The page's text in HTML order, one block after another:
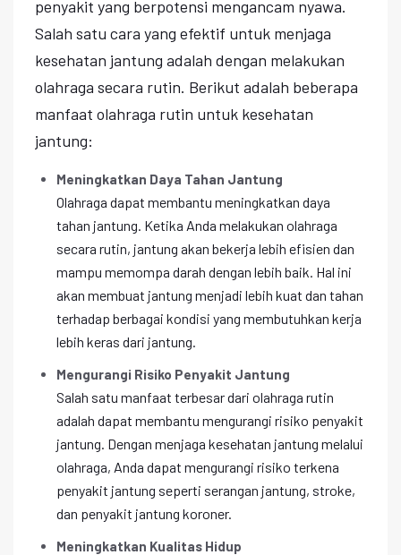
penyakit yang berpotensi mengancam nyawa.
Salah satu cara yang efektif untuk menjaga
kesehatan jantung adalah dengan melakukan
olahraga secara rutin. Berikut adalah beberapa
manfaat olahraga rutin untuk kesehatan
jantung:
Meningkatkan Daya Tahan Jantung
Olahraga dapat membantu meningkatkan daya
tahan jantung. Ketika Anda melakukan olahraga
secara rutin, jantung akan bekerja lebih efisien dan
mampu memompa darah dengan lebih baik. Hal ini
akan membuat jantung menjadi lebih kuat dan tahan
terhadap berbagai kondisi yang membutuhkan kerja
lebih keras dari jantung.
Mengurangi Risiko Penyakit Jantung
Salah satu manfaat terbesar dari olahraga rutin
adalah dapat membantu mengurangi risiko penyakit
jantung. Dengan menjaga kesehatan jantung melalui
olahraga, Anda dapat mengurangi risiko terkena
penyakit jantung seperti serangan jantung, stroke,
dan penyakit jantung koroner.
Meningkatkan Kualitas Hidup